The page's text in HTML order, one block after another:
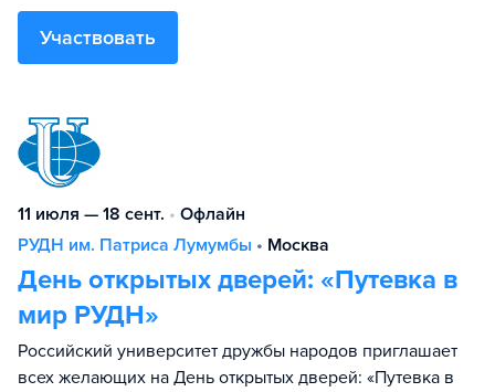
Участвовать
11 июля — 18 сент. • Офлайн
РУДН им. Патриса Лумумбы • Москва
День открытых дверей: «Путевка в
мир РУДН»
Российский университет дружбы народов приглашает
всех желающих на День открытых дверей: «Путевка в